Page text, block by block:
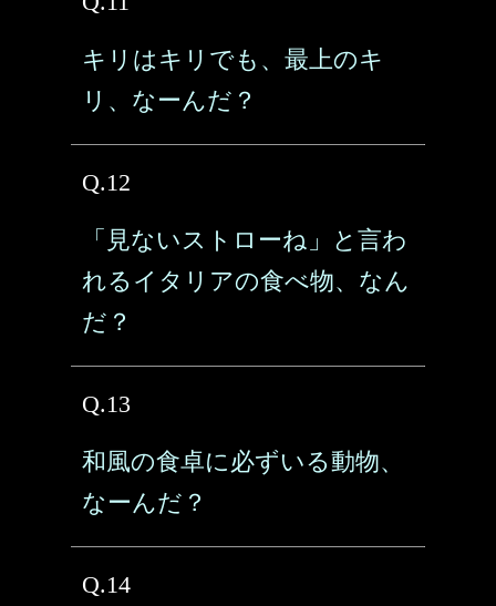
キリはキリでも、最上のキ
リ、なーんだ？
Q.12
「見ないストローね」と言わ
れるイタリアの食べ物、なん
だ？
Q.13
和風の食卓に必ずいる動物、
なーんだ？
Q.14